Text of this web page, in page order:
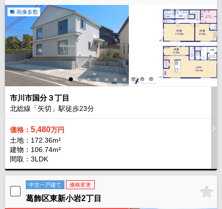
画像多数
市川市国分３丁目
北総線「矢切」駅徒歩23分
価格： 5,480万円
土地：172.36m²
建物：106.74m²
間取：3LDK
中古一戸建て 価格変更
葛飾区東新小岩2丁目